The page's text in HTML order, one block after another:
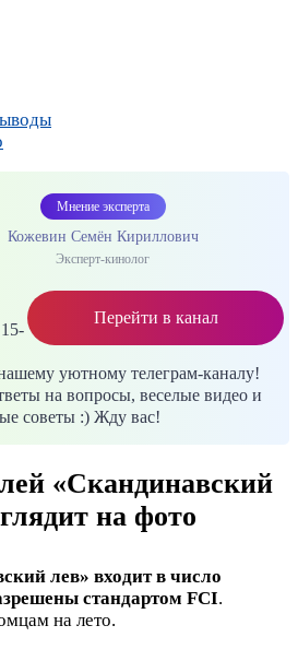
Мнение эксперта
Кожевин Семён Кириллович
Эксперт-кинолог
Перейти в канал
уютному телеграм-каналу!
на вопросы, веселые видео и
советы :) Жду вас!
«Скандинавский
на фото
лев» входит в число
стандартом FCI.
на лето.